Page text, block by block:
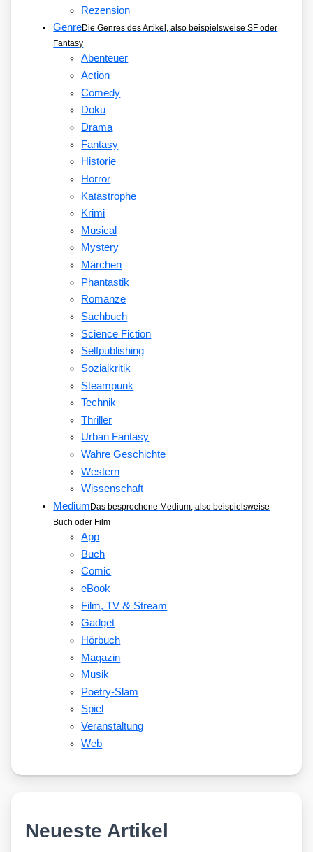
Rezension
GenreDie Genres des Artikel, also beispielsweise SF oder
Fantasy
Abenteuer
Action
Comedy
Doku
Drama
Fantasy
Historie
Horror
Katastrophe
Krimi
Musical
Mystery
Märchen
Phantastik
Romanze
Sachbuch
Science Fiction
Selfpublishing
Sozialkritik
Steampunk
Technik
Thriller
Urban Fantasy
Wahre Geschichte
Western
Wissenschaft
Medium Das besprochene Medium, also beispielsweise
Buch oder Film
App
Buch
Comic
eBook
Film, TV&Stream
Gadget
Hörbuch
Magazin
Musik
Poetry-Slam
Spiel
Veranstaltung
Web
Neueste Artikel